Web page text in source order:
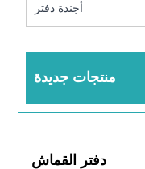
أجندة دفتر
منتجات جديدة
دفتر القماش